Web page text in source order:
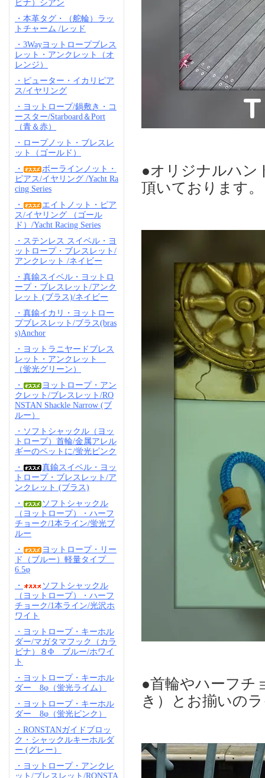
ビナ）シアン
・本革タグ・（舵輪）ラッ
トチャーム /レッド
・3Wayヨットロープブレス
レット・アンクレット（オ
レンジ）
・ピューター・イカリピア
ス/イヤリング
・ヨットロープ/鍋敷き・コ
ースター/Starboard＆Port
（青＆赤）
・ロープノット・ブレスレ
ット（ゴールド）
・
ボーラインノット・
ピアス/イヤリング /Yacht Ra
cing Series
・
エイトノット・ピア
ス/イヤリング （ゴール
ド）/Yacht Racing Series
・ステンレス スイベル・ヨ
ットロープ・ブレスレット/
アンクレット /ネイビー
・真鍮スイベル・ヨットロ
ープ・ブレスレット/アンク
レット (ブラス)/ネイビー
・真鍮イカリ・ヨットロー
プブレスレット/ブラス(bras
s)Anchor
・ヨットラニヤードブレス
レット・アンクレット
（蛍光グリーン）
・
ヨットロープ・アン
クレット/ブレスレット/RO
NSTAN Shackle Narrow (ブ
ルー）
・ソフトシャックル（ヨッ
トロープ）首輪/金属アレル
ギーのペットに/蛍光ピンク
・
真鍮スイベル・ヨッ
トロープ・ブレスレット/ア
ンクレット (ブラス)
・
ソフトシャックル
（ヨットロープ）・ハーフ
チョーク/1本ライン/蛍光ブ
ルー
・
ヨットロープ・リー
ド（ブルー）軽量タイプ
6.5φ
・
ソフトシャックル
（ヨットロープ）・ハーフ
チョーク/1本ライン/光沢ホ
ワイト
・ヨットロープ・キーホル
ダー/マガタマフック（カラ
ビナ）８Φ ブルー/ホワイ
ト
・ヨットロープ・キーホル
ダー 8φ（蛍光ライム）
・ヨットロープ・キーホル
ダー 8φ（蛍光ピンク）
・RONSTANガイドブロッ
ク・シャックルキーホルダ
ー (グレー）
・ヨットロープ・アンクレ
ット/ブレスレット/RONSTA
●オリジナルハン
頂いております。
●首輪やハーフチ
き）とお揃いの